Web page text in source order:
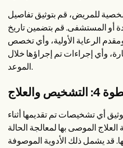
للمريض، قم بتوثيق تفاصيل
أو المستشفى. قم بتضمين تاريخ
ومقدم الرعاية الأولية، وأي تخصص
وأي إجراءات تم إجراؤها خلال
الموعد.
والعلاج
أي تشخيصات تم تقديمها أثناء
الموصى بها لمعالجة الحالة
قد يشمل ذلك الأدوية الموصوفة